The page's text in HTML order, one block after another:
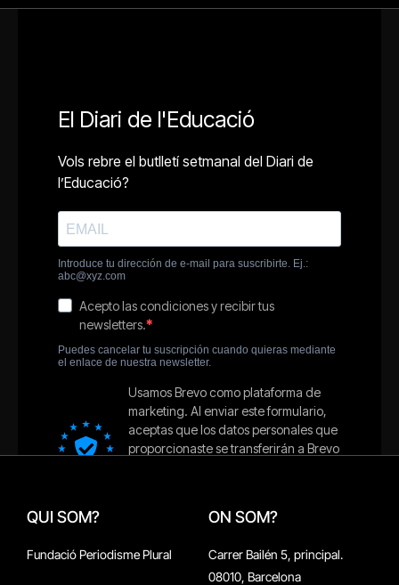
QUI SOM?
Fundació Periodisme Plural
ON SOM?
Carrer Bailén 5, principal.
08010, Barcelona